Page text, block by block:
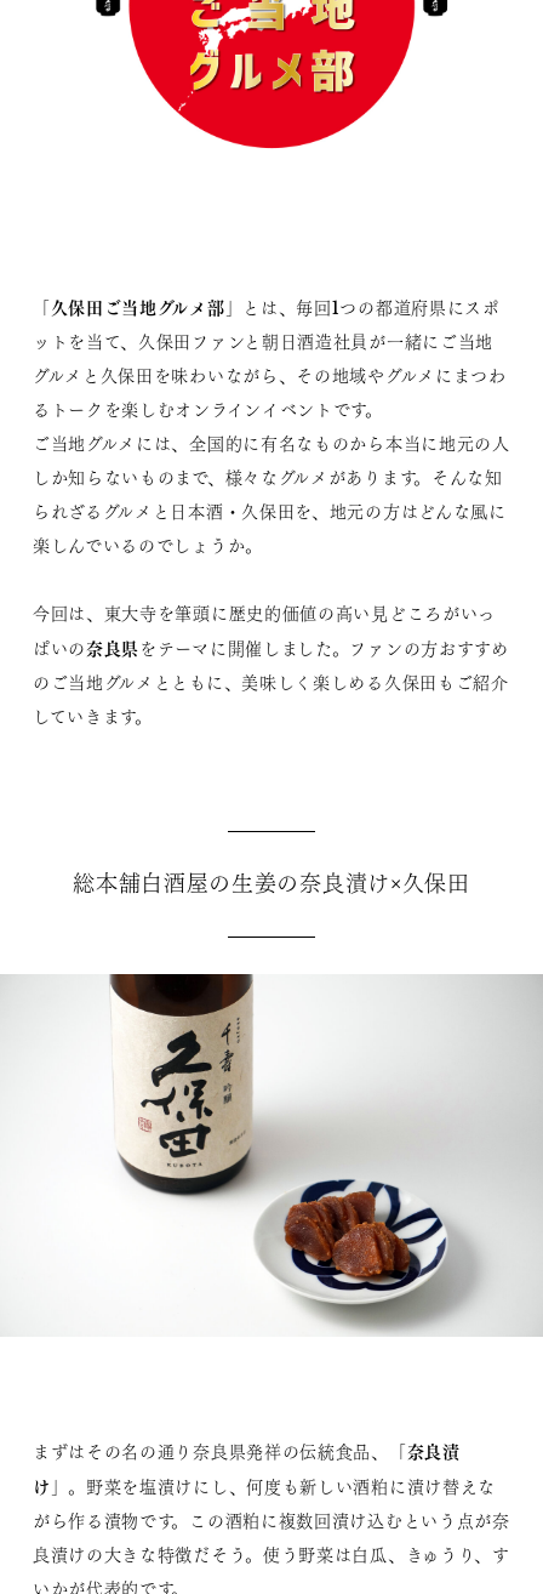
「久保田ご当地グルメ部 」とは、毎回1つの都道府県にスポ
ットを当て、久保田ファンと朝日酒造社員が一緒にご当地
グルメと久保田を味わいながら、その地域やグルメにまつわ
るトークを楽しむオンラインイベントです。
ご当地グルメには、全国的に有名なものから本当に地元の人
しか知らないものまで、様々なグルメがあります。そんな知
られざるグルメと日本酒・久保田を、地元の方はどんな風に
楽しんでいるのでしょうか。
今回は、東大寺を筆頭に歴史的価値の高い見どころがいっ
ぱいの奈良県をテーマに開催しました。ファンの方おすすめ
のご当地グルメとともに、美味しく楽しめる久保田もご紹介
していきます。
総本舗白酒屋の生姜の奈良漬け×久保田
まずはその名の通り奈良県発祥の伝統食品、「奈良漬
け 」。野菜を塩漬けにし、何度も新しい酒粕に漬け替えな
がら作る漬物です。この酒粕に複数回漬け込むという点が奈
良漬けの大きな特徴だそう。使う野菜は白瓜、きゅうり、す
いかが代表的です。